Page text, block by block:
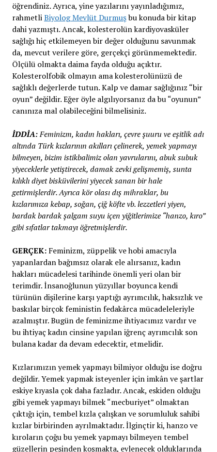
öğrendiniz. Ayrıca, yine yazılarını yayınladığımız,
rahmetliBiyolog Mevlüt Durmuşbu konuda bir kitap
dahi yazmıştı. Ancak, kolesterolün kardiyovasküler
sağlığı hiç etkilemeyen bir değer olduğunu savunmak
da, mevcut verilere göre, gerçekçi görünmemektedir.
Ölçülü olmakta daima fayda olduğu açıktır.
Kolesterolfobik olmayın ama kolesterolünüzü de
sağlıklı değerlerde tutun. Kalp ve damar sağlığınız “bir
oyun” değildir. Eğer öyle algılıyorsanız da bu “oyunun”
canınıza mal olabileceğini bilmelisiniz.
İDDİA:Feminizm, kadın hakları, çevre şuuru ve eşitlik adı
altında Türk kızlarının akılları çelinerek, yemek yapmayı
bilmeyen, bizim istikbalimiz olan yavrularını, abuk subuk
yiyeceklerle yetiştirecek, damak zevki gelişmemiş, sunta
kılıklı diyet bisküvilerini yiyecek sanan bir hale
getirmişlerdir. Ayrıca kör olası dış mihraklar, bu
kızlarımıza kebap, soğan, çiğ köfte vb. lezzetleri yiyen,
bardak bardak şalgam suyu içen yiğitlerimize “hanzo, kıro”
gibi sıfatlar takmayı öğretmişlerdir.
GERÇEK:Feminizm, züppelik ve hobi amacıyla
yapanlardan bağımsız olarak ele alırsanız, kadın
hakları mücadelesi tarihinde önemli yeri olan bir
terimdir. İnsanoğlunun yüzyıllar boyunca kendi
türünün dişilerine karşı yaptığı ayrımcılık, haksızlık ve
baskılar birçok feministin fedakârca mücadeleleriyle
azalmıştır. Bugün de feminizme ihtiyacımız vardır ve
bu ihtiyaç kadın cinsine yapılan iğrenç ayrımcılık son
bulana kadar da devam edecektir, etmelidir.
Kızlarımızın yemek yapmayı bilmiyor olduğu ise doğru
değildir. Yemek yapmak isteyenler için imkân ve şartlar
eskiye kıyasla çok daha fazladır. Ancak, eskiden olduğu
gibi yemek yapmayı bilmek “mecburiyet” olmaktan
çıktığı için, tembel kızla çalışkan ve sorumluluk sahibi
kızlar birbirinden ayrılmaktadır. İlginçtir ki, hanzo ve
kıroların çoğu bu yemek yapmayı bilmeyen tembel
güzellerin peşinden koşmakta, evlenecek olduklarında